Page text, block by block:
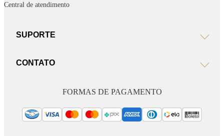
Central de atendimento
SUPORTE
CONTATO
FORMAS DE PAGAMENTO